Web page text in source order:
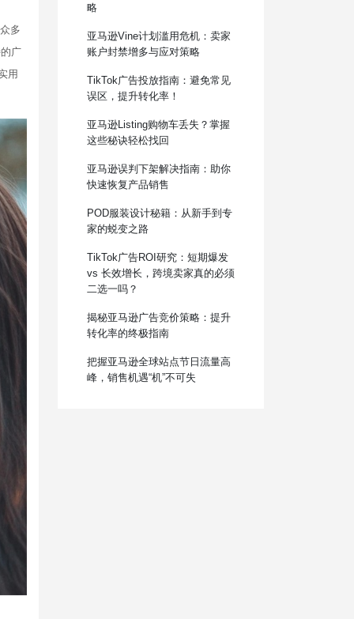
多
广
用
略
亚马逊Vine计划滥用危机：卖家
账户封禁增多与应对策略
TikTok广告投放指南：避免常见
误区，提升转化率！
亚马逊Listing购物车丢失？掌握
这些秘诀轻松找回
亚马逊误判下架解决指南：助你
快速恢复产品销售
POD服装设计秘籍：从新手到专
家的蜕变之路
TikTok广告ROI研究：短期爆发
vs 长效增长，跨境卖家真的必须
二选一吗？
揭秘亚马逊广告竞价策略：提升
转化率的终极指南
把握亚马逊全球站点节日流量高
峰，销售机遇“机”不可失